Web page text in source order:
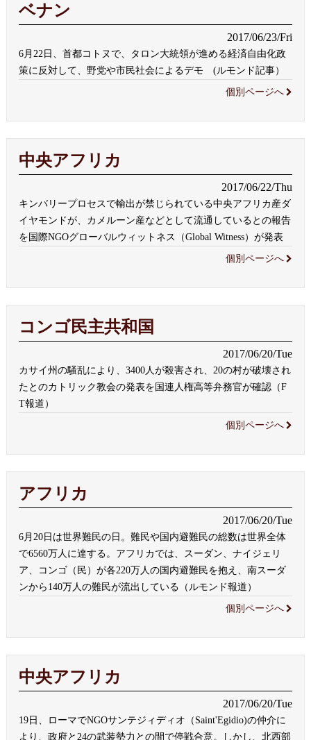
ベナン
2017/06/23/Fri
6月22日、首都コトヌで、タロン大統領が進める経済自由化政
策に反対して、野党や市民社会によるデモ (ルモンド記事）
個別ページへ
中央アフリカ
2017/06/22/Thu
キンバリープロセスで輸出が禁じられている中央アフリカ産ダ
イヤモンドが、カメルーン産などとして流通しているとの報告
を国際NGOグローバルウィットネス（Global Witness）が発表
個別ページへ
コンゴ民主共和国
2017/06/20/Tue
カサイ州の騒乱により、3400人が殺害され、20の村が破壊され
たとのカトリック教会の発表を国連人権高等弁務官が確認（F
T報道）
個別ページへ
アフリカ
2017/06/20/Tue
6月20日は世界難民の日。難民や国内避難民の総数は世界全体
で6560万人に達する。アフリカでは、スーダン、ナイジェリ
ア、コンゴ（民）が各220万人の国内避難民を抱え、南スーダ
ンから140万人の難民が流出している（ルモンド報道）
個別ページへ
中央アフリカ
2017/06/20/Tue
19日、ローマでNGOサンテジィディオ（Saint'Egidio)の仲介に
より、政府と24の武装勢力との間で停戦合意。しかし、北西部